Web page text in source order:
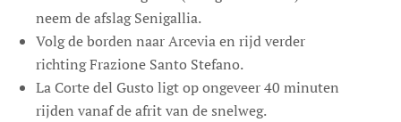
neem de afslag Senigallia.
Volg de borden naar Arcevia en rijd verder
richting Frazione Santo Stefano.
La Corte del Gusto ligt op ongeveer 40 minuten
rijden vanaf de afrit van de snelweg.